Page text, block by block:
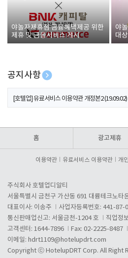
야놀자제휴점 금융혜택제공 위한
제휴 및 금융서비스 게시
야
대
폰
공지사항
[호텔업] 개인정보 처리방침 개정본1 (19.09.02)
[호텔업] 유료서비스 이용약관 개정본2 (19.09.02)
홈 광고제휴
이용약관 유료서비스 이용약관 개
주식회사 호텔업디알티
서울특별시 금천구 가산동 691 대륭테크노타
대표이사: 이송주
사업자등록번호: 441-87-
통신판매업신고: 서울금천-1204 호
직업정
고객센터: 1644-7896
Fax: 02-2225-8487
이메일: hdrt1109@hotelupdrt.com
Copyright ⓒ HotelupDRT Corp. All Right